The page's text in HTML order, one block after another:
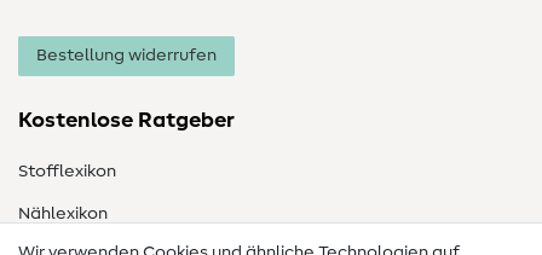
Bestellung widerrufen
Kostenlose Ratgeber
Stofflexikon
Nählexikon